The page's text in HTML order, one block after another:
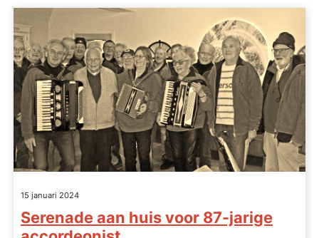
15 januari 2024
Serenade aan huis voor 87-jarige